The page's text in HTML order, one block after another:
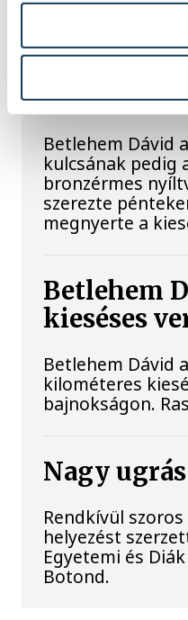
mellett a
Betlehem
Betlehem Dávid
kulcsának pedig
bronzérmes
szerezte
megnyerte a
Betlehem
kieséses
Betlehem Dávid
kilométeres
bajnokságon.
Nagy
Rendkívül
helyezést
Egyetemi és
Botond.